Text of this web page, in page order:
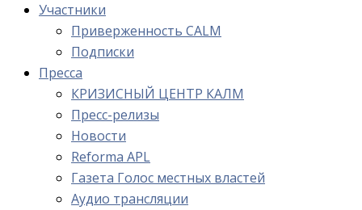
Участники
Приверженность CALM
Подписки
Пресса
КРИЗИСНЫЙ ЦЕНТР КАЛМ
Пресс-релизы
Новости
Reforma APL
Газета Голос местных властей
Аудио трансляции